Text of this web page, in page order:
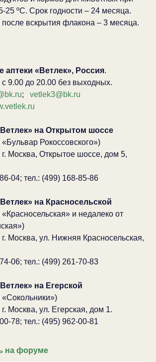
25 ºС. Срок годности – 24 месяца.
вскрытия флакона – 3 месяца.
аптеки «Ветлек», Россия.
9.00 до 20.00 без выходных.
; vetlek3@bk.ru
на Открытом шоссе
Рокоссовского»)
Москва, Открытое шоссе, дом 5,
04; тел.: (499) 168-85-86
на Красносельской
и недалеко от
Москва, ул. Нижняя Красносельская,
06; тел.: (499) 261-70-83
на Егерской
Москва, ул. Егерская, дом 1.
78; тел.: (495) 962-00-81
на форуме